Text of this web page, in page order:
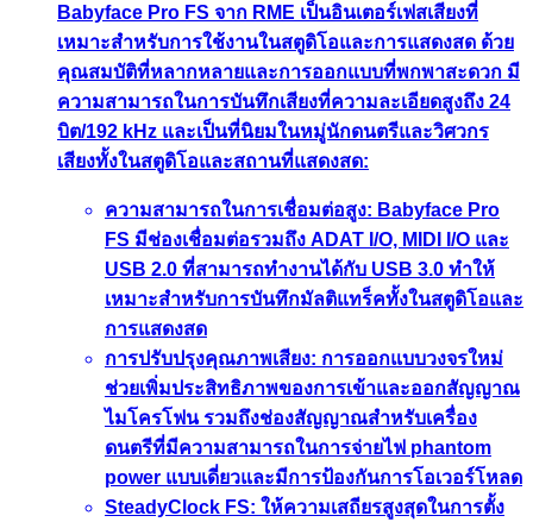
Babyface Pro FS จาก RME เป็นอินเตอร์เฟสเสียงที่
เหมาะสำหรับการใช้งานในสตูดิโอและการแสดงสด ด้วย
คุณสมบัติที่หลากหลายและการออกแบบที่พกพาสะดวก มี
ความสามารถในการบันทึกเสียงที่ความละเอียดสูงถึง 24
บิต/192 kHz และเป็นที่นิยมในหมู่นักดนตรีและวิศวกร
เสียงทั้งในสตูดิโอและสถานที่แสดงสด:
ความสามารถในการเชื่อมต่อสูง: Babyface Pro
FS มีช่องเชื่อมต่อรวมถึง ADAT I/O, MIDI I/O และ
USB 2.0 ที่สามารถทำงานได้กับ USB 3.0 ทำให้
เหมาะสำหรับการบันทึกมัลติแทร็คทั้งในสตูดิโอและ
การแสดงสด
การปรับปรุงคุณภาพเสียง: การออกแบบวงจรใหม่
ช่วยเพิ่มประสิทธิภาพของการเข้าและออกสัญญาณ
ไมโครโฟน รวมถึงช่องสัญญาณสำหรับเครื่อง
ดนตรีที่มีความสามารถในการจ่ายไฟ phantom
power แบบเดี่ยวและมีการป้องกันการโอเวอร์โหลด
SteadyClock FS: ให้ความเสถียรสูงสุดในการตั้ง